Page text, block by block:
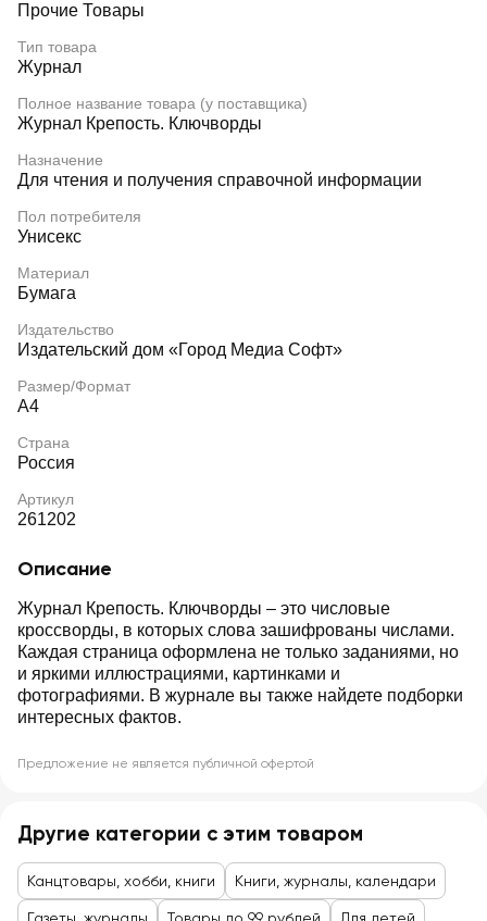
Прочие Товары
Тип товара
Журнал
Полное название товара (у поставщика)
Журнал Крепость. Ключворды
Назначение
Для чтения и получения справочной информации
Пол потребителя
Унисекс
Материал
Бумага
Издательство
Издательский дом «Город Медиа Софт»
Размер/Формат
А4
Страна
Россия
Артикул
261202
Описание
Журнал Крепость. Ключворды – это числовые
кроссворды, в которых слова зашифрованы числами.
Каждая страница оформлена не только заданиями, но
и яркими иллюстрациями, картинками и
фотографиями. В журнале вы также найдете подборки
интересных фактов.
Предложение не является публичной офертой
Другие категории с этим товаром
Канцтовары, хобби, книги Книги, журналы, календари